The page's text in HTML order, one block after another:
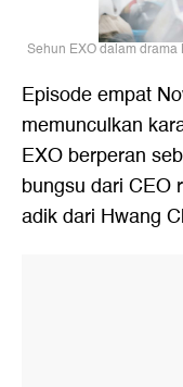
Sehun EXO dalam drama
Episode empat
memunculkan
EXO berperan
bungsu dari CEO
adik dari Hwang